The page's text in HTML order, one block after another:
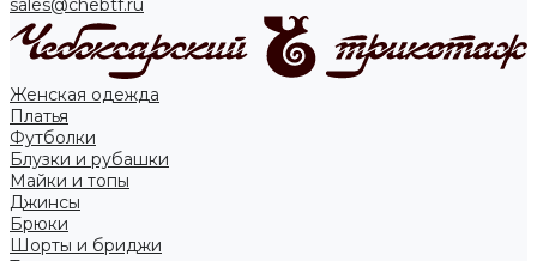
sales@chebtf.ru
Женская одежда
Платья
Футболки
Блузки и рубашки
Майки и топы
Джинсы
Брюки
Шорты и бриджи